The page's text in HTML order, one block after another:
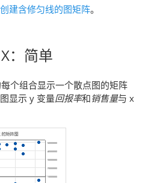
创建含修匀线的图矩阵。
： 简单
个组合显示一个散点图的矩阵
显示 y 变量回报率和销售量与 x